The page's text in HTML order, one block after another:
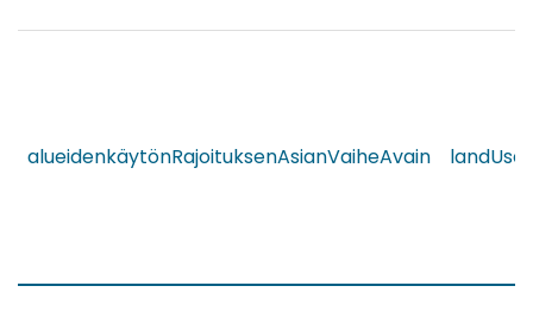
alueidenkäytönRajoituksenAsianVaiheAvain